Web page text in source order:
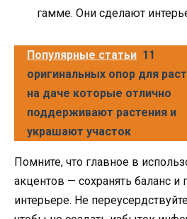
гамме. Они сделают
Популярные статьи 11
оригинальных опор для
на даче которые отлично
поддерживают растения и
украшают участок
Помните, что главное в
акцентов — сохранять баланс
интерьере. Не